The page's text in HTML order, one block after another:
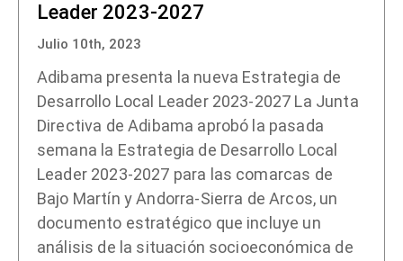
Leader 2023-2027
Julio 10th, 2023
Adibama presenta la nueva Estrategia de
Desarrollo Local Leader 2023-2027 La Junta
Directiva de Adibama aprobó la pasada
semana la Estrategia de Desarrollo Local
Leader 2023-2027 para las comarcas de
Bajo Martín y Andorra-Sierra de Arcos, un
documento estratégico que incluye un
análisis de la situación socioeconómica de